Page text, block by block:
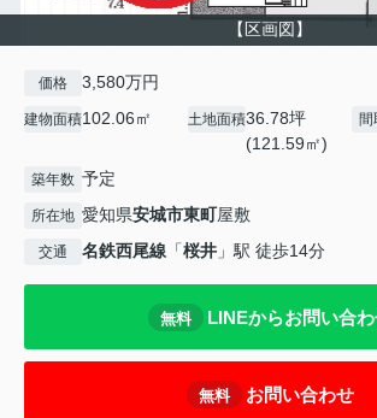
【区画図】
価格 3,580万円
建物面積102.06㎡ 土地面積36.78坪
(121.59㎡)
間
築年数 予定
所在地 愛知県安城市東町屋敷
交通 名鉄西尾線 「桜井 」駅 徒歩14分
無料 LINEからお問い合
無料 お問い合わせ